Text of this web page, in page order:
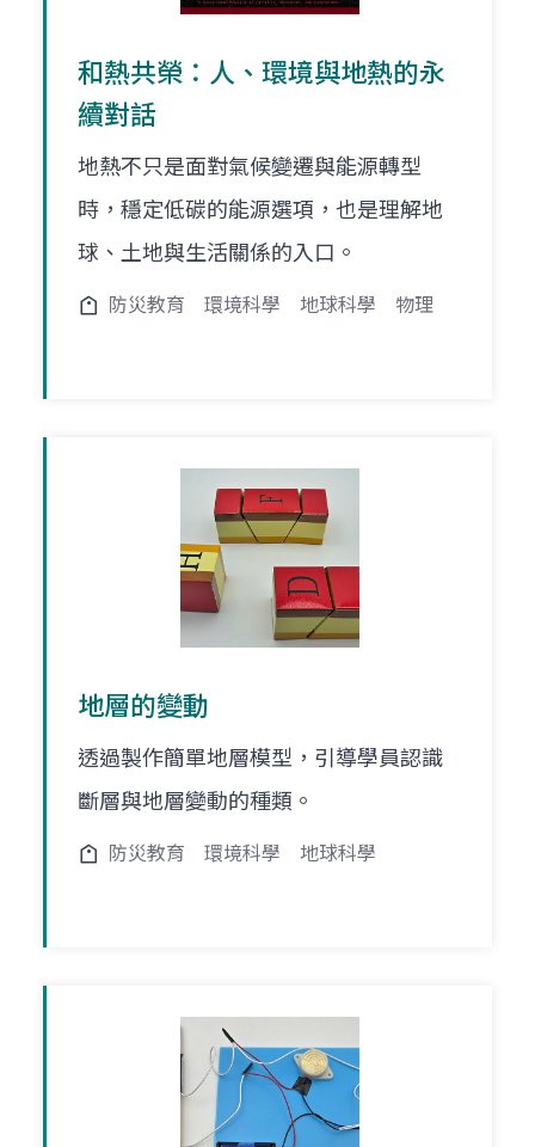
和熱共榮：人、環境與地熱的永
續對話
地熱不只是面對氣候變遷與能源轉型
時，穩定低碳的能源選項，也是理解地
球、土地與生活關係的入口。
防災教育 環境科學 地球科學 物理
地層的變動
透過製作簡單地層模型，引導學員認識
斷層與地層變動的種類。
防災教育 環境科學 地球科學